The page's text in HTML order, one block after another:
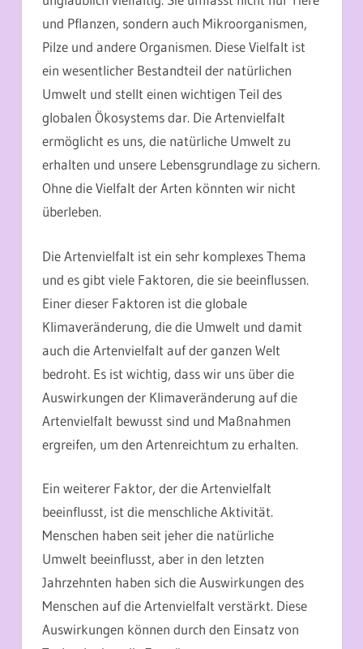
und Pflanzen, sondern auch Mikroorganismen,
Pilze und andere Organismen. Diese Vielfalt ist
ein wesentlicher Bestandteil der natürlichen
Umwelt und stellt einen wichtigen Teil des
globalen Ökosystems dar. Die Artenvielfalt
ermöglicht es uns, die natürliche Umwelt zu
erhalten und unsere Lebensgrundlage zu sichern.
Ohne die Vielfalt der Arten könnten wir nicht
überleben.
Die Artenvielfalt ist ein sehr komplexes Thema
und es gibt viele Faktoren, die sie beeinflussen.
Einer dieser Faktoren ist die globale
Klimaveränderung, die die Umwelt und damit
auch die Artenvielfalt auf der ganzen Welt
bedroht. Es ist wichtig, dass wir uns über die
Auswirkungen der Klimaveränderung auf die
Artenvielfalt bewusst sind und Maßnahmen
ergreifen, um den Artenreichtum zu erhalten.
Ein weiterer Faktor, der die Artenvielfalt
beeinflusst, ist die menschliche Aktivität.
Menschen haben seit jeher die natürliche
Umwelt beeinflusst, aber in den letzten
Jahrzehnten haben sich die Auswirkungen des
Menschen auf die Artenvielfalt verstärkt. Diese
Auswirkungen können durch den Einsatz von